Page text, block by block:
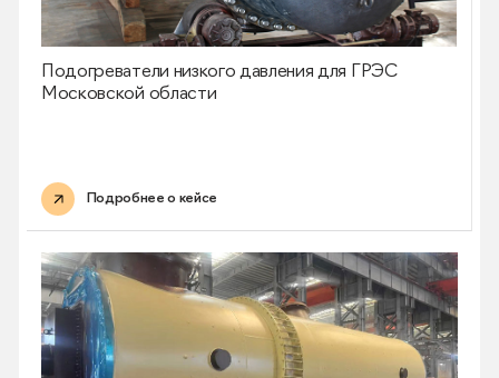
Подогреватели низкого давления для ГРЭС
Московской области
Подробнее о кейсе